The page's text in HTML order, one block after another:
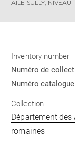
AILE SULLY, NIVEAU 1
Inventory number
Numéro de
Numéro
Collection
Département
romaines